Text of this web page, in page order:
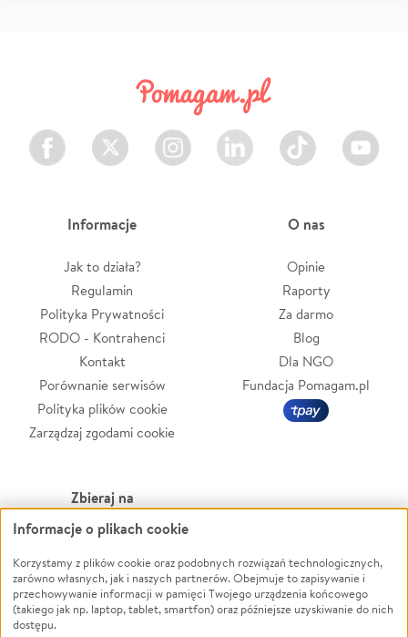
Facebook Twitter Instagram LinkedIn TikTok Youtube
Informacje
Jak to działa?
Regulamin
Polityka Prywatności
RODO - Kontrahenci
Kontakt
Porównanie serwisów
Polityka plików cookie
Zarządzaj zgodami cookie
O nas
Opinie
Raporty
Za darmo
Blog
Dla NGO
Fundacja Pomagam.pl
Zbieraj na
Leczenie
Zwierzęta
Pożar
Ukraina
Powódź
Wichura
NGO
Informacje o plikach cookie
Korzystamy z plików cookie oraz podobnych rozwiązań technologicznych,
zarówno własnych, jak i naszych partnerów. Obejmuje to zapisywanie i
przechowywanie informacji w pamięci Twojego urządzenia końcowego
(takiego jak np. laptop, tablet, smartfon) oraz późniejsze uzyskiwanie do nich
dostępu.